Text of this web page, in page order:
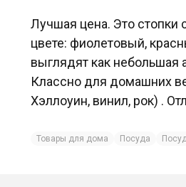
Лучшая цена. Это стопки
цвете: фиолетовый,
выглядят как небольшая
Классно для домашних
Хэллоуин, винил, рок) .
Товары для дома Посуда